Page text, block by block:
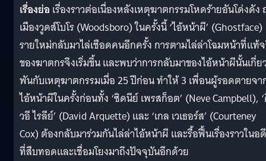
เรื่องย่อ เรื่องราวต่อเนื่องหลังเหตุฆาตกรรมโหดร้ายอันโด่งดั
เมืองวูดส์โบโร (Woodsboro) ในครั้งนี้ ‘ไอ้หน้าผี’ (Ghostface)
รายใหม่กลับมาไล่เชือดคนอีกครั้ง การตามไล่ล่าโฉมหน้าที่แท้
ของฆาตกรจึงเริ่มขึ้น และพบว่าการกลับมาของไอ้หน้าผีนั้นเกี่ย
พันกับเหตุฆาตกรรมเมื่อ 25 ปีก่อน ทำให้ 3 เพื่อนผู้รอดตายจา
ไอ้หน้าผีในครั้งก่อนทั้ง ‘ซิดนีย์ เพรสก็อต’ (Neve Campbell),
วอี ไรลีย์’ (David Arquette) และ ‘เกล เวเธอร์ส’ (Courteney
Cox) ต้องกลับมาร่วมกันไล่ล่าไอ้หน้าผี และรื้อฟื้นเรื่องราวในอ
ที่สืบทอดและเชื่อมโยงมาถึงปัจจุบันอีกด้วย